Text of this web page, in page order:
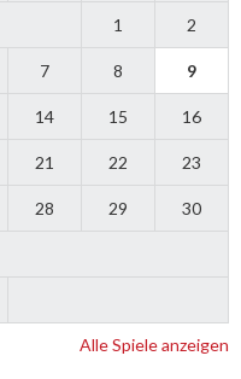
1 2
7 8 9
14 15 16
21 22 23
28 29 30
Alle Spiele anzeigen